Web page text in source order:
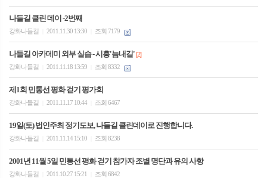
나들길 클린 데이 -2번째
강화나들길 2011.11.30 13:30 조회 7179
나들길 아카데미 외부 실습 - 시흥'늠내길'[2]
강화나들길
2011.11.18 13:59 조회 8332
제1회 민통선 평화 걷기 평가회
강화나들길 2011.11.17 10:44 조회 6467
19일(토) 법인주최 정기도보, 나들길 클린데이로 진행합니다.
강화나들길 2011.11.14 15:10 조회 8238
2001년 11월 5일 민통선 평화 걷기 참가자 조별 명단과 유의 사항
강화나들길 2011.10.27 15:21 조회 6842